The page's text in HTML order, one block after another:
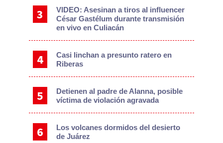
VIDEO: Asesinan a tiros al influencer
César Gastélum durante transmisión
en vivo en Culiacán
Casi linchan a presunto ratero en
Riberas
Detienen al padre de Alanna, posible
víctima de violación agravada
Los volcanes dormidos del desierto
de Juárez